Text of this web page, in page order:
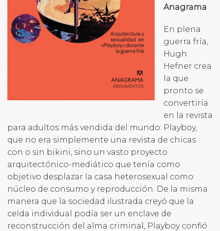
Anagrama
En plena
guerra fría,
Hugh
Hefner crea
la que
pronto se
convertiría
en la revista
para adultos más vendida del mundo: Playboy,
que no era simplemente una revista de chicas
con o sin bikini, sino un vasto proyecto
arquitectónico-mediático que tenía como
objetivo desplazar la casa heterosexual como
núcleo de consumo y reproducción. De la misma
manera que la sociedad ilustrada creyó que la
celda individual podía ser un enclave de
reconstrucción del alma criminal, Playboy confió